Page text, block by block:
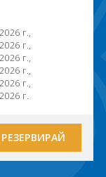
г.,
г.,
г.,
г.,
г.,
г.
РЕЗЕРВИРАЙ